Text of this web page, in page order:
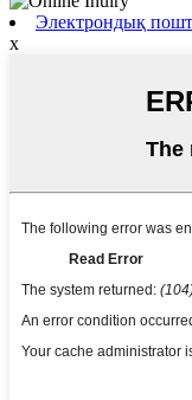
Электрондық
x